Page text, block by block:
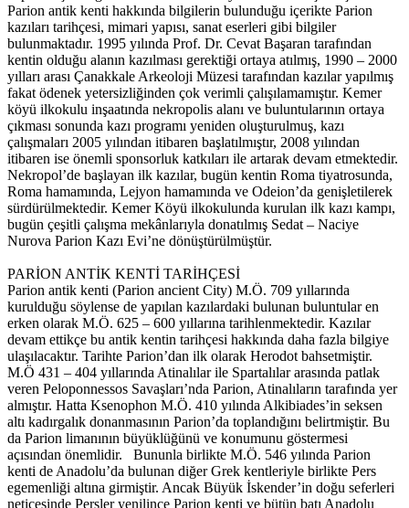
Parion antik kenti hakkında bilgilerin bulunduğu içerikte Parion
kazıları tarihçesi, mimari yapısı, sanat eserleri gibi bilgiler
bulunmaktadır. 1995 yılında Prof. Dr. Cevat Başaran tarafından
kentin olduğu alanın kazılması gerektiği ortaya atılmış, 1990 – 2000
yılları arası Çanakkale Arkeoloji Müzesi tarafından kazılar yapılmış
fakat ödenek yetersizliğinden çok verimli çalışılamamıştır. Kemer
köyü ilkokulu inşaatında nekropolis alanı ve buluntularının ortaya
çıkması sonunda kazı programı yeniden oluşturulmuş, kazı
çalışmaları 2005 yılından itibaren başlatılmıştır, 2008 yılından
itibaren ise önemli sponsorluk katkıları ile artarak devam etmektedir.
Nekropol’de başlayan ilk kazılar, bugün kentin Roma tiyatrosunda,
Roma hamamında, Lejyon hamamında ve Odeion’da genişletilerek
sürdürülmektedir. Kemer Köyü ilkokulunda kurulan ilk kazı kampı,
bugün çeşitli çalışma mekânlarıyla donatılmış Sedat – Naciye
Nurova Parion Kazı Evi’ne dönüştürülmüştür.
PARİON ANTİK KENTİ TARİHÇESİ
Parion antik kenti (Parion ancient City) M.Ö. 709 yıllarında
kurulduğu söylense de yapılan kazılardaki bulunan buluntular en
erken olarak M.Ö. 625 – 600 yıllarına tarihlenmektedir. Kazılar
devam ettikçe bu antik kentin tarihçesi hakkında daha fazla bilgiye
ulaşılacaktır. Tarihte Parion’dan ilk olarak Herodot bahsetmiştir.
M.Ö 431 – 404 yıllarında Atinalılar ile Spartalılar arasında patlak
veren Peloponnessos Savaşları’nda Parion, Atinalıların tarafında yer
almıştır. Hatta Ksenophon M.Ö. 410 yılında Alkibiades’in seksen
altı kadırgalık donanmasının Parion’da toplandığını belirtmiştir. Bu
da Parion limanının büyüklüğünü ve konumunu göstermesi
açısından önemlidir. Bununla birlikte M.Ö. 546 yılında Parion
kenti de Anadolu’da bulunan diğer Grek kentleriyle birlikte Pers
egemenliği altına girmiştir. Ancak Büyük İskender’in doğu seferleri
neticesinde Persler yenilince Parion kenti ve bütün batı Anadolu